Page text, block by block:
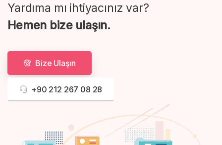
Yardıma mı ihtiyacınız var?
Hemen bize ulaşın.
Bize Ulaşın
+90 212 267 08 28